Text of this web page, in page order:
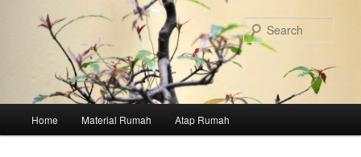
Home Material Rumah Atap Rumah